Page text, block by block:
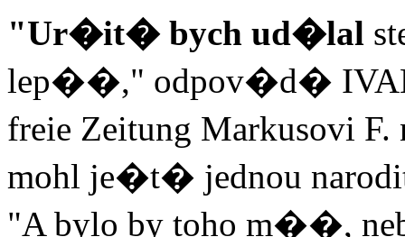
"Ur�it� bych ud�lal
lep��," odpov�d�
freie Zeitung Markusovi
mohl je�t� jednou
"A bylo by toho m��,